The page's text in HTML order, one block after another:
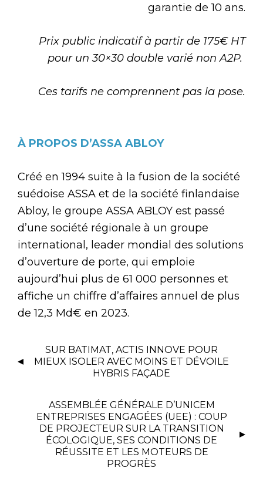
garantie de 10 ans.
Prix public indicatif à partir de 175€ HT
pour un 30×30 double varié non A2P.
Ces tarifs ne comprennent pas la pose.
À PROPOS D’ASSA ABLOY
Créé en 1994 suite à la fusion de la société
suédoise ASSA et de la société finlandaise
Abloy, le groupe ASSA ABLOY est passé
d’une société régionale à un groupe
international, leader mondial des solutions
d’ouverture de porte, qui emploie
aujourd’hui plus de 61 000 personnes et
affiche un chiffre d’affaires annuel de plus
de 12,3 Md€ en 2023.
SUR BATIMAT, ACTIS INNOVE POUR
MIEUX ISOLER AVEC MOINS ET DÉVOILE
HYBRIS FAÇADE
ASSEMBLÉE GÉNÉRALE D’UNICEM
ENTREPRISES ENGAGÉES (UEE) : COUP
DE PROJECTEUR SUR LA TRANSITION
ÉCOLOGIQUE, SES CONDITIONS DE
RÉUSSITE ET LES MOTEURS DE
PROGRÈS